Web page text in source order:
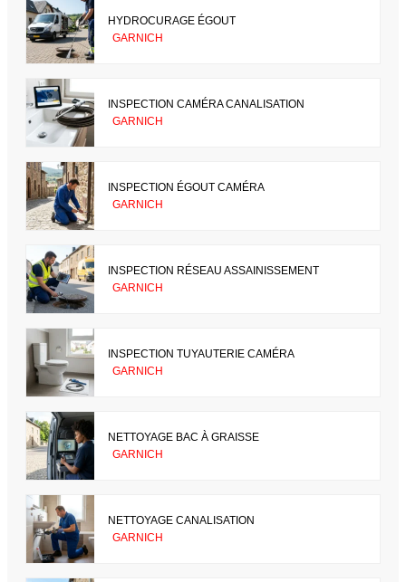
HYDROCURAGE ÉGOUT
GARNICH
INSPECTION CAMÉRA CANALISATION
GARNICH
INSPECTION ÉGOUT CAMÉRA
GARNICH
INSPECTION RÉSEAU ASSAINISSEMENT
GARNICH
INSPECTION TUYAUTERIE CAMÉRA
GARNICH
NETTOYAGE BAC À GRAISSE
GARNICH
NETTOYAGE CANALISATION
GARNICH